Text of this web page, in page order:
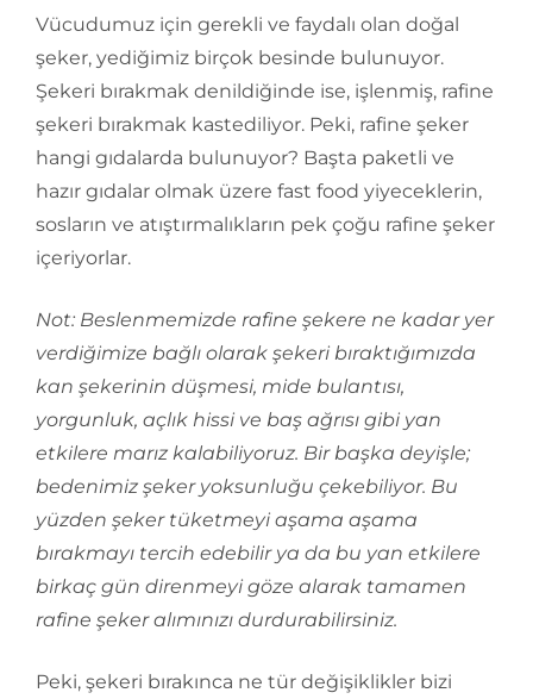
Vücudumuz için gerekli ve faydalı olan doğal
şeker, yediğimiz birçok besinde bulunuyor.
Şekeri bırakmak denildiğinde ise, işlenmiş, rafine
şekeri bırakmak kastediliyor. Peki, rafine şeker
hangi gıdalarda bulunuyor? Başta paketli ve
hazır gıdalar olmak üzere fast food yiyeceklerin,
sosların ve atıştırmalıkların pek çoğu rafine şeker
içeriyorlar.
Not: Beslenmemizde rafine şekere ne kadar yer
verdiğimize bağlı olarak şekeri bıraktığımızda
kan şekerinin düşmesi, mide bulantısı,
yorgunluk, açlık hissi ve baş ağrısı gibi yan
etkilere marız kalabiliyoruz. Bir başka deyişle;
bedenimiz şeker yoksunluğu çekebiliyor. Bu
yüzden şeker tüketmeyi aşama aşama
bırakmayı tercih edebilir ya da bu yan etkilere
birkaç gün direnmeyi göze alarak tamamen
rafine şeker alımınızı durdurabilirsiniz.
Peki, şekeri bırakınca ne tür değişiklikler bizi